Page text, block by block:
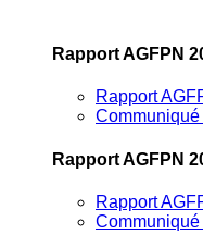
Rapport AGFPN
Rapport
Rapport AGFPN
Rapport